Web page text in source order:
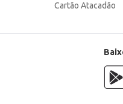
Cartão Atacadão